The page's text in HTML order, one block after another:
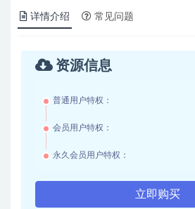
详情介绍 常见问题
资源信息
普通用户特权：
会员用户特权：
永久会员用户特权：
立即购买